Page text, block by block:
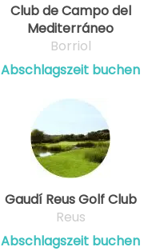
Club de Campo del
Mediterráneo
Borriol
Abschlagszeit buchen
Gaudí Reus Golf Club
Reus
Abschlagszeit buchen